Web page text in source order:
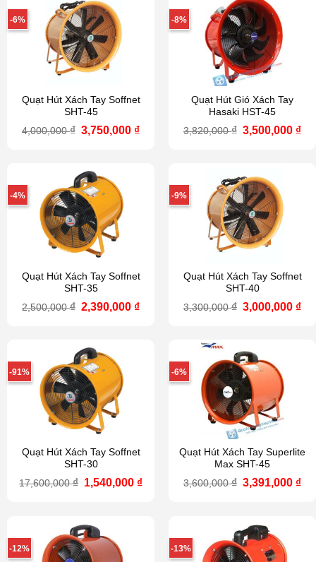
-6%
Quạt Hút Xách Tay Soffnet
SHT-45
4,000,000₫ Giá
3,750,000 ₫Giá
-8%
Quạt Hút Gió Xách Tay
Hasaki HST-45
3,820,000₫ Giá
3,500,000 ₫
-4%
Quạt Hút Xách Tay Soffnet
SHT-35
2,500,000₫ Giá
2,390,000 ₫Giá
-9%
Quạt Hút Xách Tay Soffnet
SHT-40
3,300,000₫ Giá
3,000,000 ₫
-91%
Quạt Hút Xách Tay Soffnet
SHT-30
17,600,000₫ Giá
1,540,000 ₫Giá
-6%
Quạt Hút Xách Tay Superlite
Max SHT-45
3,600,000₫ Giá
3,391,000 ₫
-12% -13%